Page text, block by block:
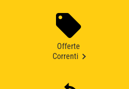
Offerte
Correnti